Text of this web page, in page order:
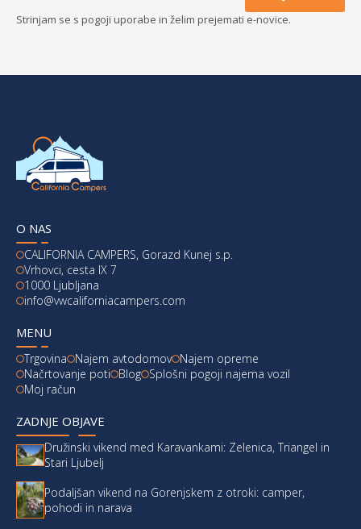
Strinjam se s pogoji uporabe in želim prejemati e-novice.
O NAS
CALIFORNIA CAMPERS, Gorazd Kunej s.p.
Vrhovci, cesta IX 7
1000 Ljubljana
info@vwcaliforniacampers.com
MENU
Trgovina Najem avtodomov Najem opreme
Načrtovanje poti
Blog Splošni pogoji najema vozil
Moj račun
ZADNJE OBJAVE
Družinski vikend med Karavankami: Zelenica, Triangel in
Stari Ljubelj
Podaljšan vikend na Gorenjskem z otroki: camper,
pohodi in narava